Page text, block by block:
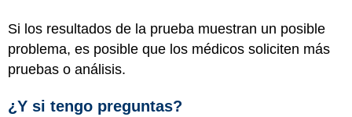
Si los resultados de la prueba muestran un posible
problema, es posible que los médicos soliciten más
pruebas o análisis.
¿Y si tengo preguntas?